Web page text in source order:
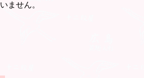
いません。